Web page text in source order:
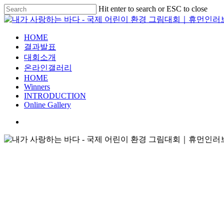
Skip
to
main
content
Hit enter to search or ESC to close
Close
search
Menu
HOME
결과발표
대회소개
온라인갤러리
HOME
Winners
INTRODUCTION
Online Gallery